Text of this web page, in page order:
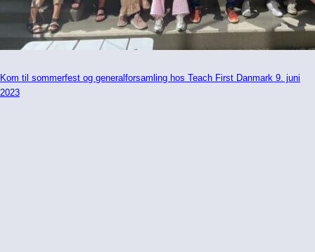
Kom til sommerfest og generalforsamling hos Teach First Danmark 9. juni
2023